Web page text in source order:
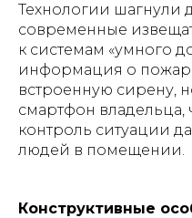
Технологии шагнули
современные
к системам «умного
информация о
встроенную сирену,
смартфон владельца,
контроль ситуации
людей в помещении.
Конструктивные